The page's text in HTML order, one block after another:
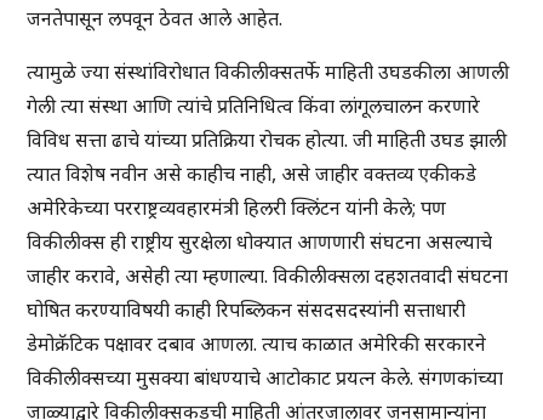
जनतेपासून लपवून ठेवत आले आहेत.
त्यामुळे ज्या संस्थांविरोधात विकीलीक्सतर्फे माहिती उघडकीला आणली
गेली त्या संस्था आणि त्यांचे प्रतिनिधित्व किंवा लांगूलचालन करणारे
विविध सत्ता ढाचे यांच्या प्रतिक्रिया रोचक होत्या. जी माहिती उघड झाली
त्यात विशेष नवीन असे काहीच नाही, असे जाहीर वक्तव्य एकीकडे
अमेरिकेच्या परराष्ट्रव्यवहारमंत्री हिलरी क्लिंटन यांनी केले; पण
विकीलीक्स ही राष्ट्रीय सुरक्षेला धोक्यात आणणारी संघटना असल्याचे
जाहीर करावे, असेही त्या म्हणाल्या. विकीलीक्सला दहशतवादी संघटना
घोषित करण्याविषयी काही रिपब्लिकन संसदसदस्यांनी सत्ताधारी
डेमोक्रॅटिक पक्षावर दबाव आणला. त्याच काळात अमेरिकी सरकारने
विकीलीक्सच्या मुसक्या बांधण्याचे आटोकाट प्रयत्न केले. संगणकांच्या
जाळ्याद्वारे विकीलीक्सकडची माहिती आंतरजालावर जनसामान्यांना